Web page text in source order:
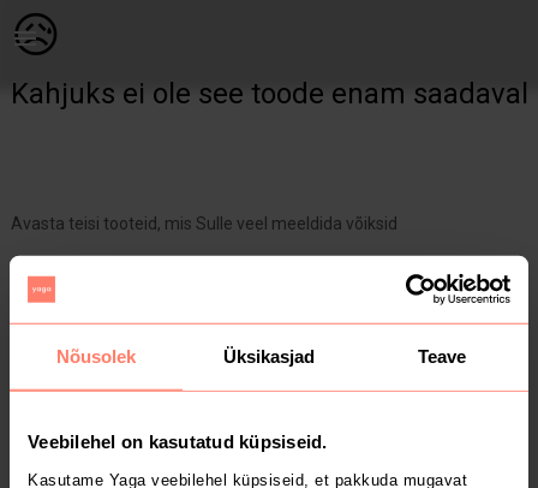
Nõusolek Üksikasjad Teave
Veebilehel on kasutatud küpsiseid.
Kasutame Yaga veebilehel küpsiseid, et pakkuda mugavat
😥
Kahjuks ei ole see toode enam saadaval
Avasta teisi tooteid, mis Sulle veel meeldida võiksid